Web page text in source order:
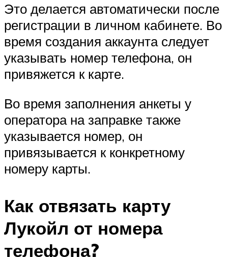
Это делается автоматически после
регистрации в личном кабинете. Во
время создания аккаунта следует
указывать номер телефона, он
привяжется к карте.
Во время заполнения анкеты у
оператора на заправке также
указывается номер, он
привязывается к конкретному
номеру карты.
Как отвязать карту
Лукойл от номера
телефона?